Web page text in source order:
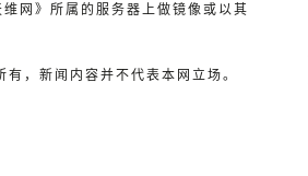
网》所属的服务器上做镜像或以其
，新闻内容并不代表本网立场。